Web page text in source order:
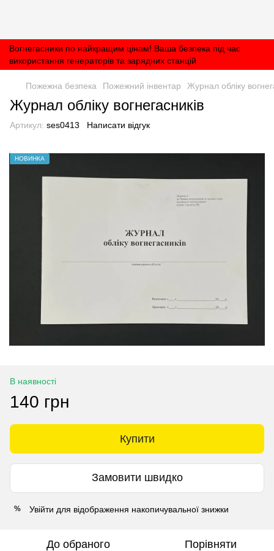
Вогнегасники по найкращим цінам! Ваша безпека під час
використання генераторів та зарядних станцій
Пожежна безпека Пожежний інвентар Журнал обліку
Журнал обліку вогнегасників
Артикул: ses0413 Написати відгук
НОВИНКА
В наявності
140 грн
Купити
Замовити швидко
% Увійти для відображення накопичувальної знижки
До обраного Порівняти